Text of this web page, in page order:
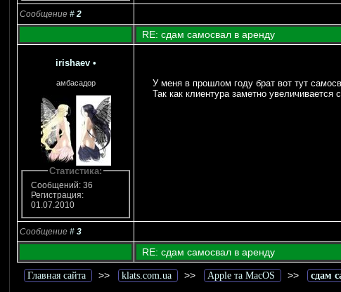
Сообщение#2
RE: сдам самосвал в аренду
irishaev •
амбасадор
Статистика:
Сообщений: 36
Регистрация:
01.07.2010
У меня в прошлом году брат вот тут
Так как клиентура заметно
Сообщение#3
RE: сдам самосвал в аренду
Главная сайта >> klats.com.ua >> Apple та MacOS >> сдам